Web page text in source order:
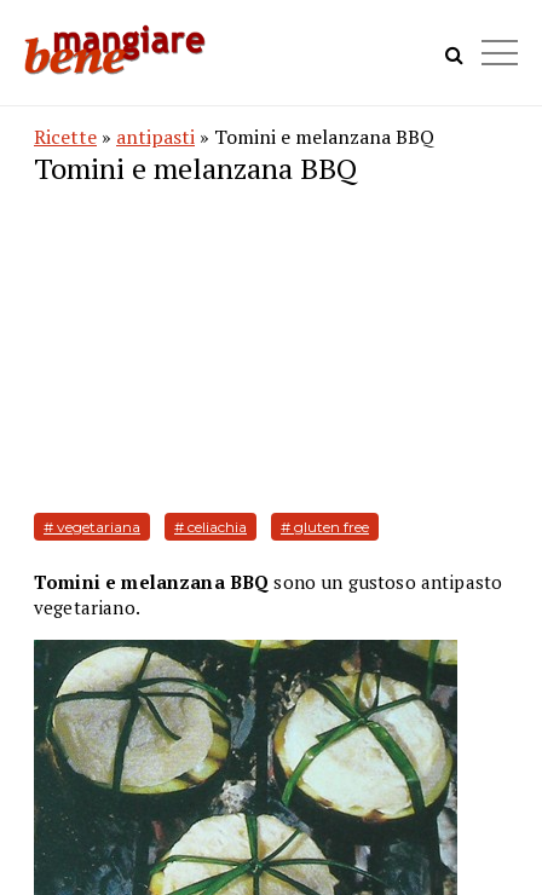
Ricette » antipasti » Tomini e melanzana BBQ
Tomini e melanzana BBQ
# vegetariana # celiachia # gluten free
Tomini e melanzana BBQsono un gustoso antipasto
vegetariano.